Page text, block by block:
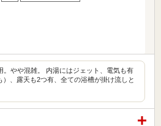
。やや混雑。 内湯にはジェット、電気も有
）、露天も2つ有、全ての浴槽が掛け流しと